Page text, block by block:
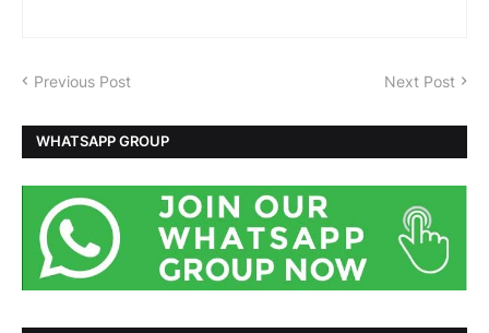
Previous Post Next Post
WHATSAPP GROUP